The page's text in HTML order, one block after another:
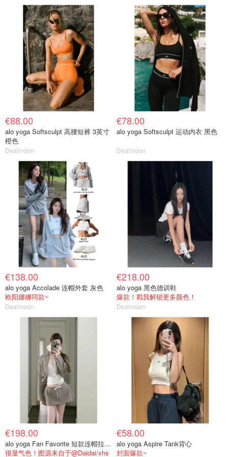
€88.00
alo yoga Softsculpt 高腰短裤 3英寸
橙色
Dealmoon
€78.00
alo yoga Softsculpt 运动内衣 黑色
Dealmoon
€138.00
alo yoga Accolade 连帽外套 灰色
欧阳娜娜同款~
Dealmoon
€218.00
alo yoga 黑色德训鞋
爆款！戳我解锁更多颜色！
Dealmoon
€198.00
alo yoga Fan Favorite 短款连帽拉链外套
很显气色！图源来自于@Daidai/xhs
€58.00
alo yoga Aspire Tank背心
封面爆款~